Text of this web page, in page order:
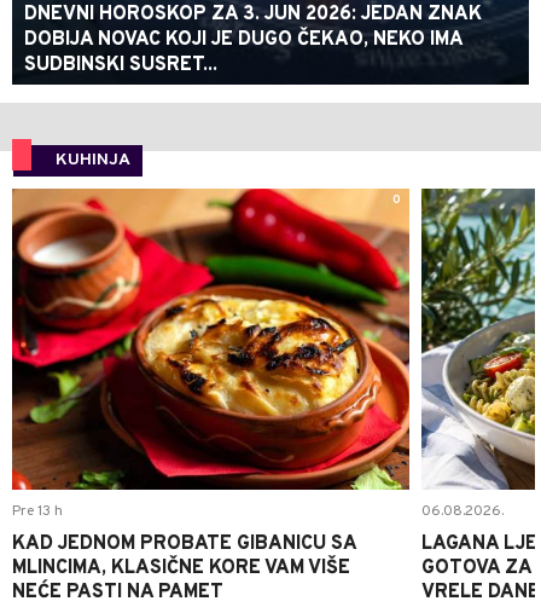
DNEVNI HOROSKOP ZA 3. JUN 2026: JEDAN ZNAK
DOBIJA NOVAC KOJI JE DUGO ČEKAO, NEKO IMA
SUDBINSKI SUSRET...
KUHINJA
0
Pre 13 h
KAD JEDNOM PROBATE GIBANICU SA
MLINCIMA, KLASIČNE KORE VAM VIŠE
NEĆE PASTI NA PAMET
06.08.2026.
LAGANA
GOTOVA ZA
VRELE DANE